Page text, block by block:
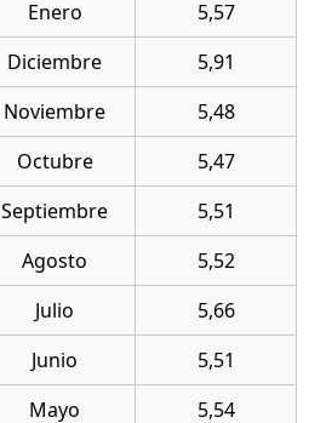
Enero
5,57
Diciembre
5,91
Noviembre
5,48
Octubre
5,47
Septiembre
5,51
Agosto
5,52
Julio
5,66
Junio
5,51
Mayo 5,54